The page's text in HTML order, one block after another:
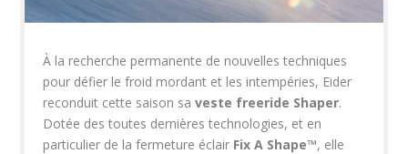
À la recherche permanente de nouvelles techniques
pour défier le froid mordant et les intempéries, Eider
reconduit cette saison saveste freeride Shaper.
Dotée des toutes dernières technologies, et en
particulier de la fermeture éclair Fix A Shape™, elle